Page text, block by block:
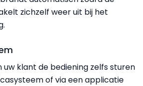
zichzelf weer uit bij het
uw klant de bediening zelfs sturen
of via een applicatie